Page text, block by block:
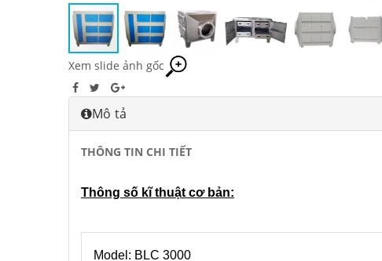
Xem slide ảnh gốc
Mô tả
THÔNG TIN CHI TIẾT
Thông số kĩ thuật cơ bản:
Model: BLC 3000